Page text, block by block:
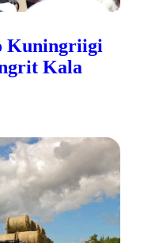
Kuningriigi
Kala